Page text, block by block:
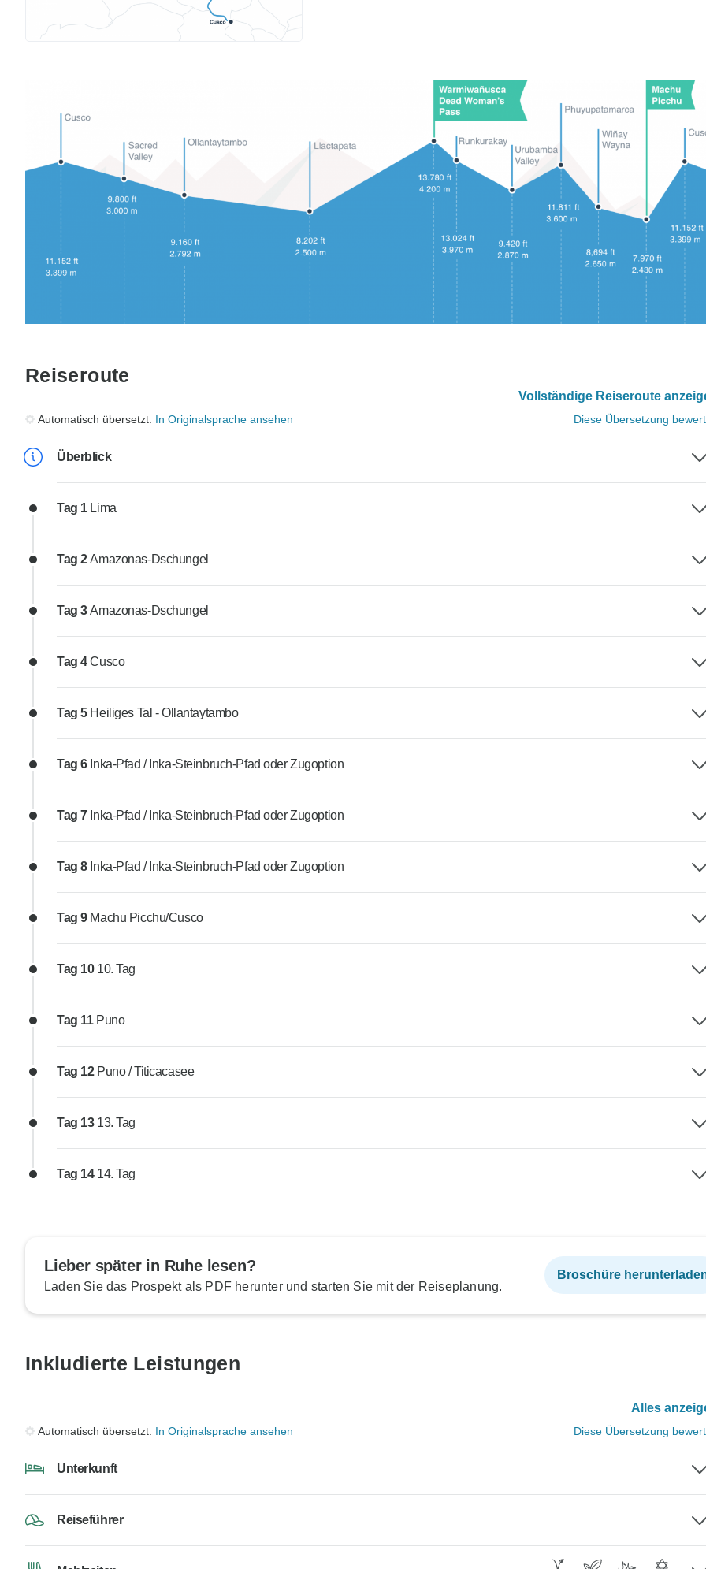
Reiseroute
Vollständige Reiseroute
Automatisch übersetzt. In Originalsprache ansehen Diese Übersetzung
Überblick
Tag 1 Lima
Tag 2Amazonas-Dschungel
Tag 3Amazonas-Dschungel
Tag 4Cusco
Tag 5 Heiliges Tal - Ollantaytambo
Tag 6 Inka-Pfad / Inka-Steinbruch-Pfad oder Zugoption
Tag 7 Inka-Pfad / Inka-Steinbruch-Pfad oder Zugoption
Tag 8 Inka-Pfad / Inka-Steinbruch-Pfad oder Zugoption
Tag 9 Machu Picchu/Cusco
Tag 10 10. Tag
Tag 11 Puno
Tag 12 Puno / Titicacasee
Tag 13 13. Tag
Tag 14 14. Tag
Lieber später in Ruhe lesen?
Laden Sie das Prospekt als PDF herunter und starten Sie mit der Reiseplanung.
Broschüre
Inkludierte Leistungen
Alles
Automatisch übersetzt. In Originalsprache ansehen Diese Übersetzung
Unterkunft
Reiseführer